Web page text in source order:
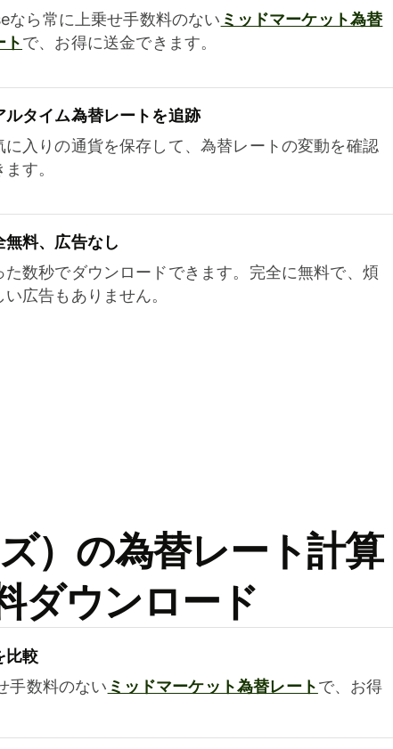
なら常に上乗せ手数料のない ミッドマーケット為替
トで、お得に送金できます。
ルタイム為替レートを追跡
に入りの通貨を保存して、為替レートの変動を確認
す。
無料、広告なし
た数秒でダウンロードできます。完全に無料で、煩
い広告もありません。
）の為替レート計算
ダウンロード
比較
手数料のない ミッドマーケット為替レートで、お得